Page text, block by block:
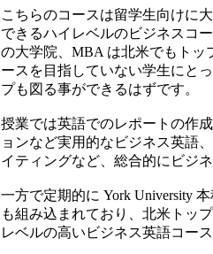
こちらのコースは留学生向けに
できるハイレベルのビジネスコ
の大学院、MBA は北米でもト
ースを目指していない学生にと
プも図る事ができるはずです。
授業では英語でのレポートの作
ョンなど実用的なビジネス英語
イティングなど、総合的にビジ
一方で定期的に York University
も組み込まれており、北米トッ
レベルの高いビジネス英語コー